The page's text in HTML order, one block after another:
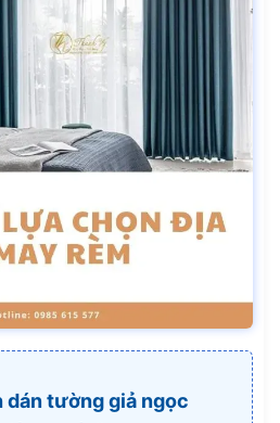
dán tường giả ngọc